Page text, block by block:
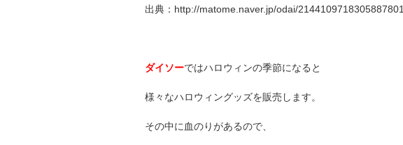
出典：http://matome.naver.jp/odai/2144109718305887801
ダイソーではハロウィンの季節になると
様々なハロウィングッズを販売します。
その中に血のりがあるので、